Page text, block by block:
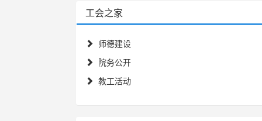
工会之家
师德建设
院务公开
教工活动